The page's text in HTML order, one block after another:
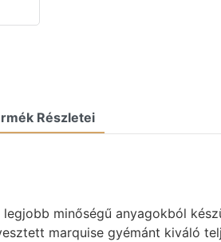
Részletei
minőségű anyagokból
marquise gyémánt kiváló